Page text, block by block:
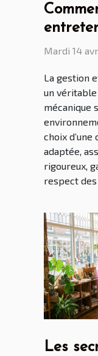
de
Mardi 14
La gestion
un
mécanique
choix d’une
adaptée,
rigoureux,
respect des
Les